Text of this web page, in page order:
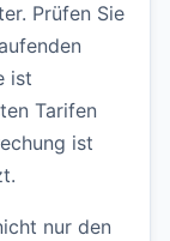
Prüfen Sie
ist
Tarifen
ist
nur den